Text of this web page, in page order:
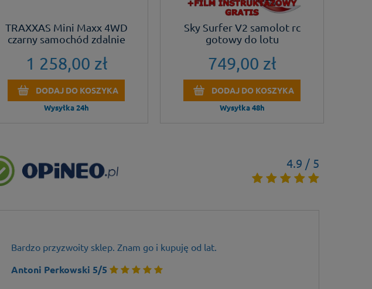
TRAXXAS Mini Maxx 4WD
czarny samochód zdalnie
1 258,00 zł
DODAJ DO KOSZYKA
Wysyłka 24h
Sky Surfer V2 samolot rc
gotowy do lotu
749,00 zł
DODAJ DO KOSZYKA
Wysyłka 48h
4.9 / 5
Bardzo przyzwoity sklep. Znam go i kupuję od lat.
Antoni Perkowski 5/5